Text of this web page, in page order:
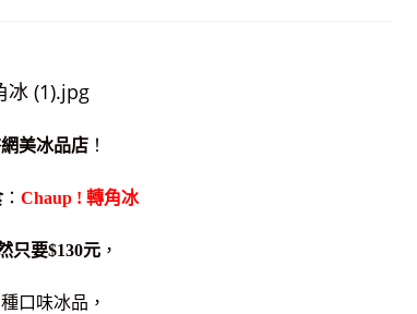
美冰品店 ！
：Chaup ! 轉角冰
只要$130元 ，
口味冰品，